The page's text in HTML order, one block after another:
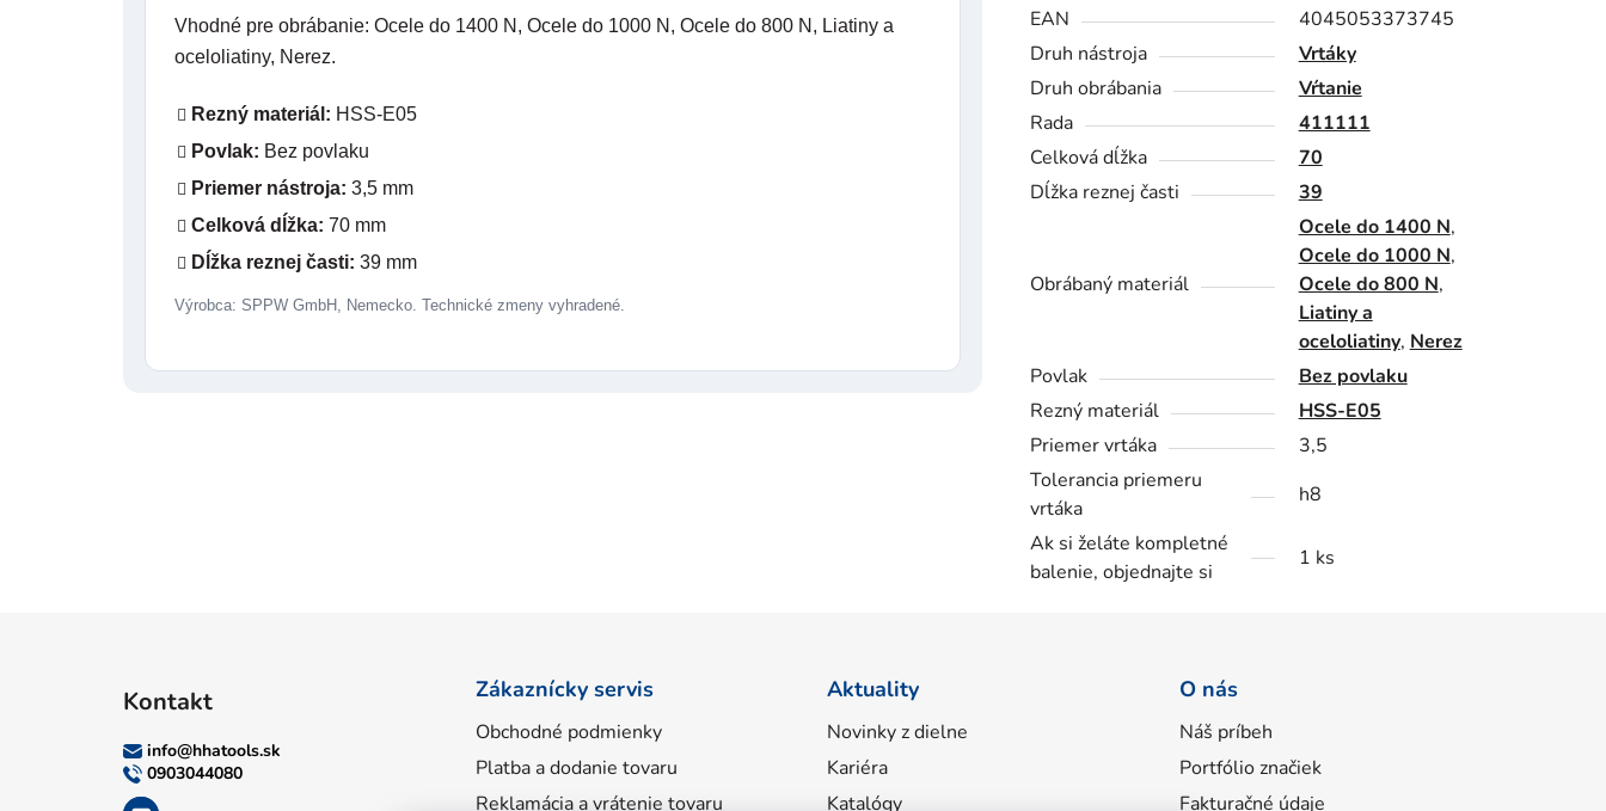
Vhodné pre obrábanie: Ocele do 1400 N, Ocele do 1000 N, Ocele do 800 N, Liatiny a
oceloliatiny, Nerez.
Rezný materiál: HSS-E05
Povlak: Bez povlaku
Priemer nástroja: 3,5 mm
Celková dĺžka: 70 mm
Dĺžka reznej časti: 39 mm
Výrobca: SPPW GmbH, Nemecko. Technické zmeny vyhradené.
EAN
4045053373745
Druh nástroja
Vrtáky
Druh obrábania
Vŕtanie
Rada
411111
Celková dĺžka
70
Dĺžka reznej časti
39
Obrábaný materiál
Ocele do 1400 N,
Ocele do 1000 N,
Ocele do 800 N,
Liatiny a
oceloliatiny, Nerez
Povlak
Bez povlaku
Rezný materiál
HSS-E05
Priemer vrtáka
3,5
Tolerancia priemeru
vrtáka
h8
Ak si želáte kompletné
balenie, objednajte si
1 ks
Kontakt
info@hhatools.sk
0903044080
Zákaznícky servis
Obchodné podmienky
Platba a dodanie tovaru
Reklamácia a vrátenie tovaru
Aktuality
Novinky z dielne
Kariéra
Katalógy
O nás
Náš príbeh
Portfólio značiek
Fakturačné údaje